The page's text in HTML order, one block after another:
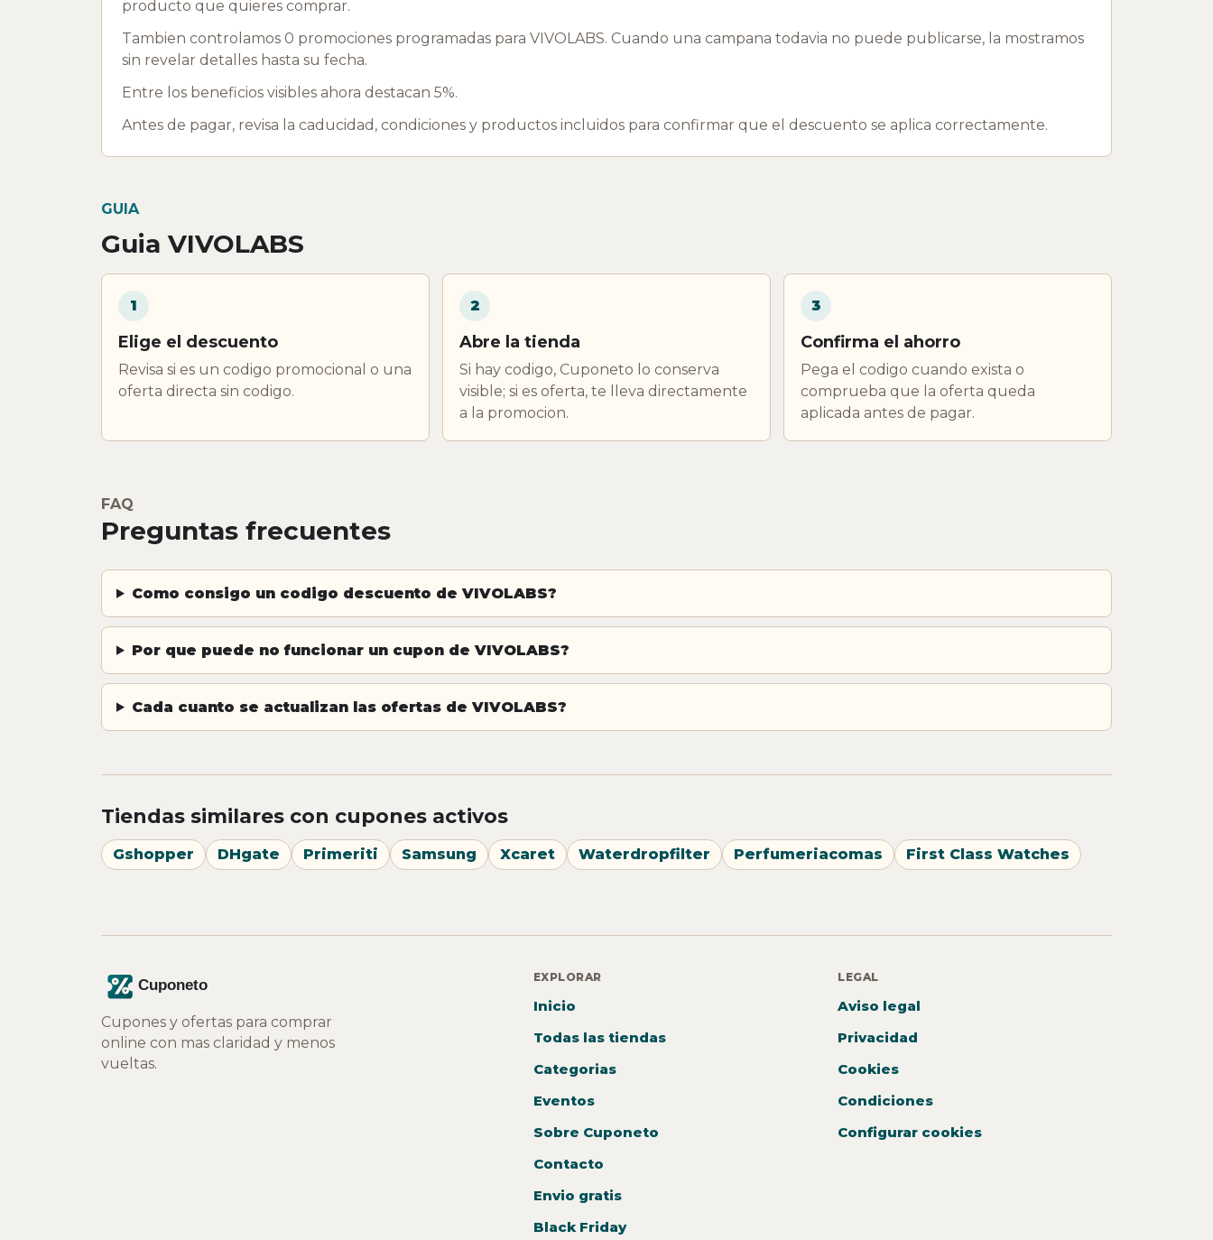
producto que quieres comprar.
Tambien controlamos 0 promociones programadas para VIVOLABS. Cuando una campana todavia no puede publicarse, la mostramos
sin revelar detalles hasta su fecha.
Entre los beneficios visibles ahora destacan 5%.
Antes de pagar, revisa la caducidad, condiciones y productos incluidos para confirmar que el descuento se aplica correctamente.
GUIA
Guia VIVOLABS
1
Elige el descuento
Revisa si es un codigo promocional o una
oferta directa sin codigo.
2
Abre la tienda
Si hay codigo, Cuponeto lo conserva
visible; si es oferta, te lleva directamente
a la promocion.
3
Confirma el ahorro
Pega el codigo cuando exista o
comprueba que la oferta queda
aplicada antes de pagar.
FAQ
Preguntas frecuentes
Como consigo un codigo descuento de VIVOLABS?
Por que puede no funcionar un cupon de VIVOLABS?
Cada cuanto se actualizan las ofertas de VIVOLABS?
Tiendas similares con cupones activos
Gshopper DHgate Primeriti Samsung Xcaret Waterdropfilter Perfumeriacomas First Class Watches
Cupones y ofertas para comprar
online con mas claridad y menos
vueltas.
EXPLORAR
Inicio
Todas las tiendas
Categorias
Eventos
Sobre Cuponeto
Contacto
Envio gratis
Black Friday
LEGAL
Aviso legal
Privacidad
Cookies
Condiciones
Configurar cookies